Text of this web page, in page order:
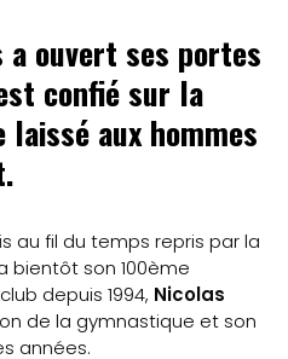
a ouvert ses portes
confié sur la
aux hommes
au fil du temps repris par la
bientôt son 100ème
depuis 1994, Nicolas
de la gymnastique et son
années.